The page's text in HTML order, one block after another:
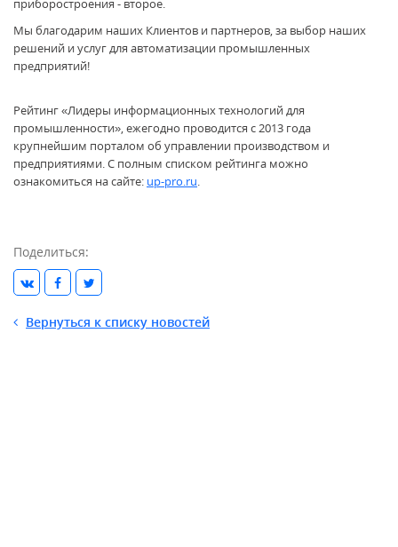
приборостроения - второе.
Мы благодарим наших Клиентов и партнеров, за выбор наших
решений и услуг для автоматизации промышленных
предприятий!
Рейтинг «Лидеры информационных технологий для
промышленности», ежегодно проводится с 2013 года
крупнейшим порталом об управлении производством и
предприятиями. С полным списком рейтинга можно
ознакомиться на сайте: up-pro.ru.
Поделиться:
Вернуться к списку новостей